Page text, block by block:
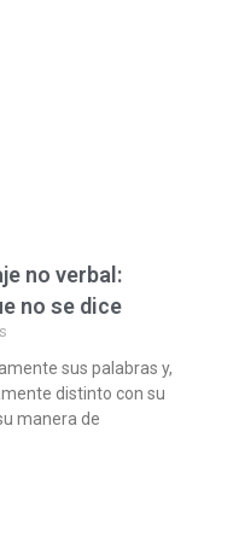
no verbal:
no se dice
sus palabras y,
distinto con su
manera de